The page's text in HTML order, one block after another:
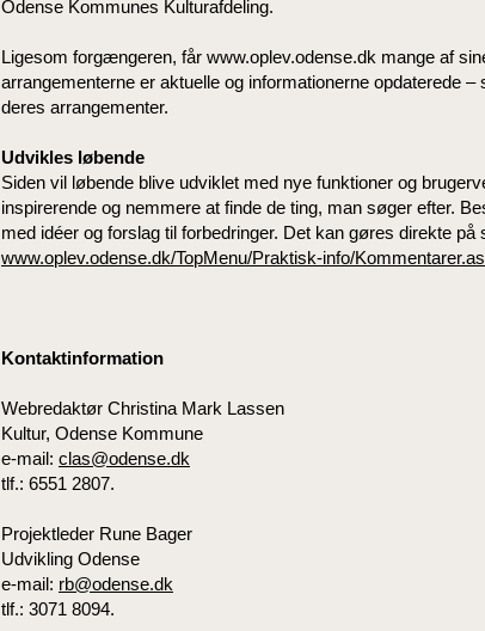
Odense Kommunes Kulturafdeling.
Ligesom forgængeren, får www.oplev.odense.dk mange af
arrangementerne er aktuelle og informationerne opdaterede
deres arrangementer.
Udvikles løbende
Siden vil løbende blive udviklet med nye funktioner og
inspirerende og nemmere at finde de ting, man søger efter.
med idéer og forslag til forbedringer. Det kan gøres direkte på
www.oplev.odense.dk/TopMenu/Praktisk-info/
Kontaktinformation
Webredaktør Christina Mark Lassen
Kultur, Odense Kommune
e-mail: clas@odense.dk
tlf.: 6551 2807.
Projektleder Rune Bager
Udvikling Odense
e-mail: rb@odense.dk
tlf.: 3071 8094.